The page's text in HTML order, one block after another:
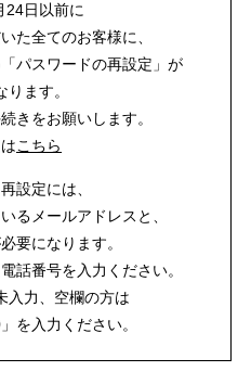
24日以前に
た全てのお客様に、
パスワードの再設定」が
ります。
きをお願いします。
こちら
設定には、
るメールアドレスと、
要になります。
話番号を入力ください。
入力、空欄の方は
を入力ください。